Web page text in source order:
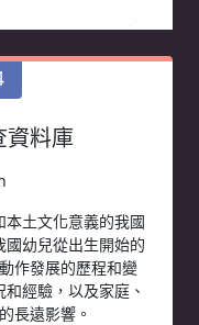
資料庫
土文化意義的我國
幼兒從出生開始的
作發展的歷程和變
經驗，以及家庭、
長遠影響。